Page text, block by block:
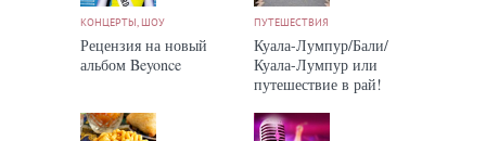
КОНЦЕРТЫ, ШОУ
Рецензия на новый
альбом Beyonce
ПУТЕШЕСТВИЯ
Куала-Лумпур/Бали/
Куала-Лумпур или
путешествие в рай!